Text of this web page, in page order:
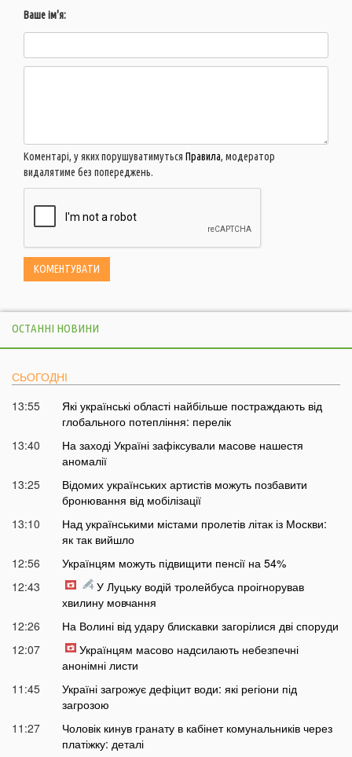
Ваше ім'я:
Коментарі, у яких порушуватимуться Правила, модератор
видалятиме без попереджень.
ОСТАННІ НОВИНИ
СЬОГОДНІ
13:55
Які українські області найбільше постраждають від
глобального потепління: перелік
13:40
На заході Україні зафіксували масове нашестя
аномалії
13:25
Відомих українських артистів можуть позбавити
бронювання від мобілізації
13:10
Над українськими містами пролетів літак із Москви:
як так вийшло
12:56
Українцям можуть підвищити пенсії на 54%
12:43
У Луцьку водій тролейбуса проігнорував
хвилину мовчання
12:26
На Волині від удару блискавки загорілися дві споруди
12:07
Українцям масово надсилають небезпечні
анонімні листи
11:45
Україні загрожує дефіцит води: які регіони під
загрозою
11:27
Чоловік кинув гранату в кабінет комунальників через
платіжку: деталі